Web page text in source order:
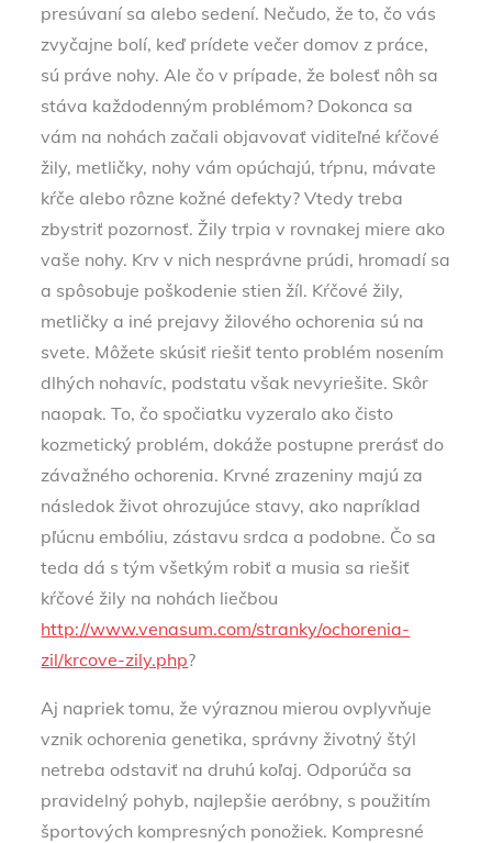
presúvaní sa alebo sedení. Nečudo, že to, čo vás
zvyčajne bolí, keď prídete večer domov z práce,
sú práve nohy. Ale čo v prípade, že bolesť nôh sa
stáva každodenným problémom? Dokonca sa
vám na nohách začali objavovať viditeľné kŕčové
žily, metličky, nohy vám opúchajú, tŕpnu, mávate
kŕče alebo rôzne kožné defekty? Vtedy treba
zbystriť pozornosť. Žily trpia v rovnakej miere ako
vaše nohy. Krv v nich nesprávne prúdi, hromadí sa
a spôsobuje poškodenie stien žíl. Kŕčové žily,
metličky a iné prejavy žilového ochorenia sú na
svete. Môžete skúsiť riešiť tento problém nosením
dlhých nohavíc, podstatu však nevyriešite. Skôr
naopak. To, čo spočiatku vyzeralo ako čisto
kozmetický problém, dokáže postupne prerásť do
závažného ochorenia. Krvné zrazeniny majú za
následok život ohrozujúce stavy, ako napríklad
pľúcnu embóliu, zástavu srdca a podobne. Čo sa
teda dá s tým všetkým robiť a musia sa riešiť
kŕčové žily na nohách liečbou
http://www.venasum.com/stranky/ochorenia-
zil/krcove-zily.php?
Aj napriek tomu, že výraznou mierou ovplyvňuje
vznik ochorenia genetika, správny životný štýl
netreba odstaviť na druhú koľaj. Odporúča sa
pravidelný pohyb, najlepšie aeróbny, s použitím
športových kompresných ponožiek. Kompresné